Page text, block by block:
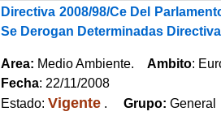
Directiva 2008/98/Ce Del
Se Derogan Determinadas
Area: Medio Ambiente. Ambito:
Fecha: 22/11/2008
Estado: Vigente. Grupo: General